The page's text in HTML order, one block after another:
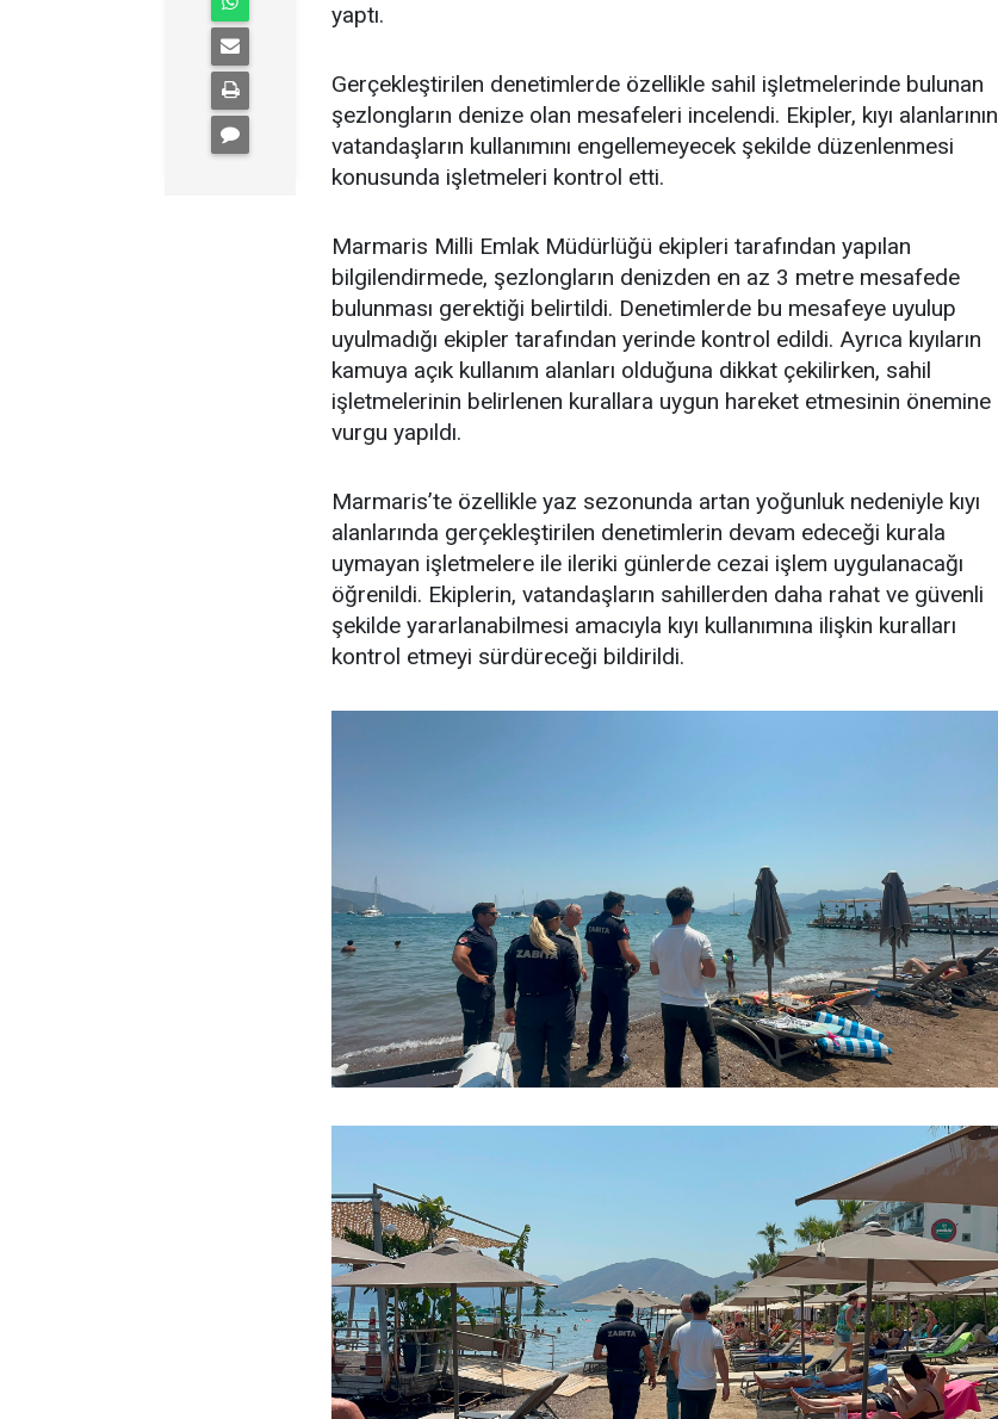
yaptı.
Gerçekleştirilen denetimlerde özellikle sahil işletmelerinde bulunan
şezlongların denize olan mesafeleri incelendi. Ekipler, kıyı alanlarının
vatandaşların kullanımını engellemeyecek şekilde düzenlenmesi
konusunda işletmeleri kontrol etti.
Marmaris Milli Emlak Müdürlüğü ekipleri tarafından yapılan
bilgilendirmede, şezlongların denizden en az 3 metre mesafede
bulunması gerektiği belirtildi. Denetimlerde bu mesafeye uyulup
uyulmadığı ekipler tarafından yerinde kontrol edildi. Ayrıca kıyıların
kamuya açık kullanım alanları olduğuna dikkat çekilirken, sahil
işletmelerinin belirlenen kurallara uygun hareket etmesinin önemine
vurgu yapıldı.
Marmaris’te özellikle yaz sezonunda artan yoğunluk nedeniyle kıyı
alanlarında gerçekleştirilen denetimlerin devam edeceği kurala
uymayan işletmelere ile ileriki günlerde cezai işlem uygulanacağı
öğrenildi. Ekiplerin, vatandaşların sahillerden daha rahat ve güvenli
şekilde yararlanabilmesi amacıyla kıyı kullanımına ilişkin kuralları
kontrol etmeyi sürdüreceği bildirildi.